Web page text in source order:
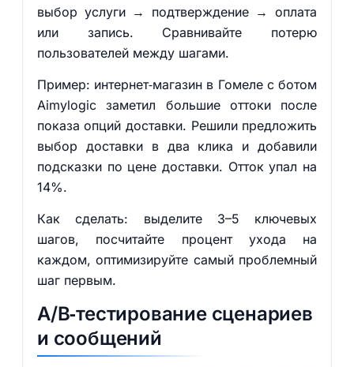
выбор услуги → подтверждение → оплата
или запись. Сравнивайте потерю
пользователей между шагами.
Пример: интернет‑магазин в Гомеле с ботом
Aimylogic заметил большие оттоки после
показа опций доставки. Решили предложить
выбор доставки в два клика и добавили
подсказки по цене доставки. Отток упал на
14%.
Как сделать: выделите 3–5 ключевых
шагов, посчитайте процент ухода на
каждом, оптимизируйте самый проблемный
шаг первым.
A/B‑тестирование сценариев
и сообщений